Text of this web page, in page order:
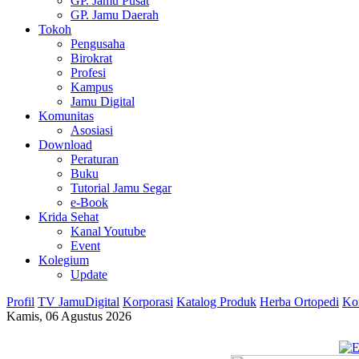
GP. Jamu Daerah
Tokoh
Pengusaha
Birokrat
Profesi
Kampus
Jamu Digital
Komunitas
Asosiasi
Download
Peraturan
Buku
Tutorial Jamu Segar
e-Book
Krida Sehat
Kanal Youtube
Event
Kolegium
Update
Profil TV JamuDigital Korporasi Katalog Produk Herba Ortopedi
Kamis, 06 Agustus 2026